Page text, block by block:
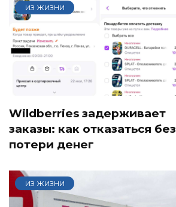
ИЗ ЖИЗНИ
Wildberries задерживает
заказы: как отказаться без
потери денег
ИЗ ЖИЗНИ